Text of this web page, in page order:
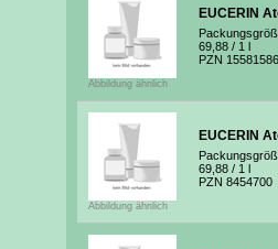
Abbildung ähnlich
EUCERIN
69,88 / 1 l
PZN 15581586
Abbildung ähnlich
EUCERIN
69,88 / 1 l
PZN 8454700